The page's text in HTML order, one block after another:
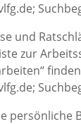
und
zur
persönliche